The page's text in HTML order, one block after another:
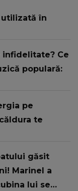
în
infidelitate? Ce
populară:
pe
te
găsit
Marinel a
lui se